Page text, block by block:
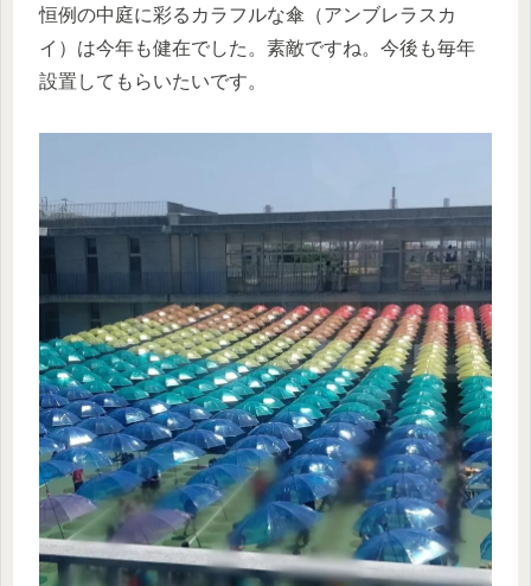
恒例の中庭に彩るカラフルな傘（アンブレラスカ
イ）は今年も健在でした。素敵ですね。今後も毎年
設置してもらいたいです。